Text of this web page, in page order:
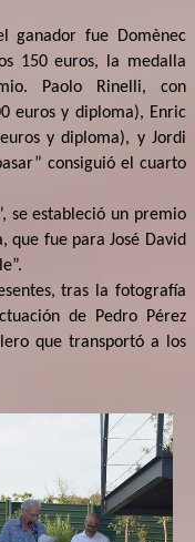
ganador fue Domènec
150 euros, la medalla
Paolo Rinelli, con
euros y diploma), Enric
y diploma), y Jordi
consiguió el cuarto
se estableció un premio
que fue para José David
tras la fotografía
de Pedro Pérez
que transportó a los